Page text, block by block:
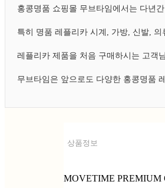
홍콩명품 쇼핑몰 무브타임에서는 다년
특히 명품 레플리카 시계, 가방, 신발,
레플리카 제품을 처음 구매하시는 고객
무브타임은 앞으로도 다양한 홍콩명품
상품정보
MOVETIME PREMIUM